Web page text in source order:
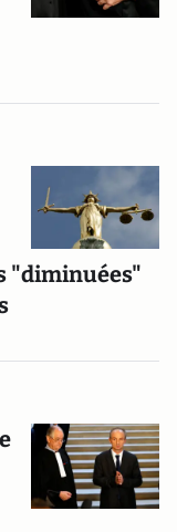
"diminuées"